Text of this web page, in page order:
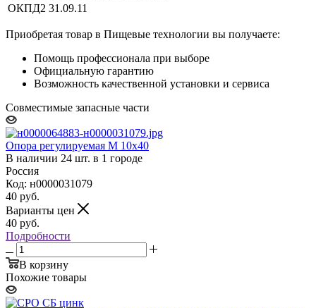
ОКПД2 31.09.11
Приобретая товар в Пищевые технологии вы получаете:
Помощь профессионала при выборе
Официальную гарантию
Возможность качественной установки и сервиса
Совместимые запасные части
Опора регулируемая М 10х40
В наличии 24 шт. в 1 городе
Россия
Код: н0000031079
40 руб.
Варианты цен
40 руб.
Подробности
В корзину
Похожие товары